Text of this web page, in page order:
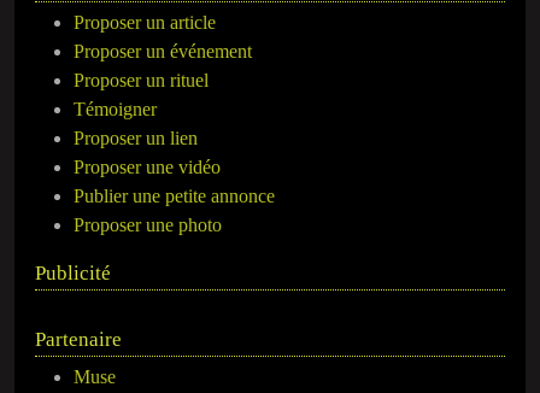
Proposer un article
Proposer un événement
Proposer un rituel
Témoigner
Proposer un lien
Proposer une vidéo
Publier une petite annonce
Proposer une photo
Publicité
Partenaire
Muse